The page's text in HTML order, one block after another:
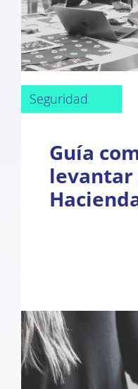
Seguridad
Guía
levantar